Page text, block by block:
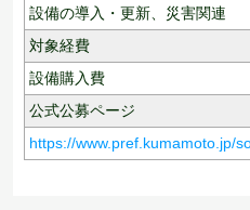
設備の導入・更新、 災害関連
対象経費
設備購入費
公式公募ページ
https://www.pref.kumamoto.jp/